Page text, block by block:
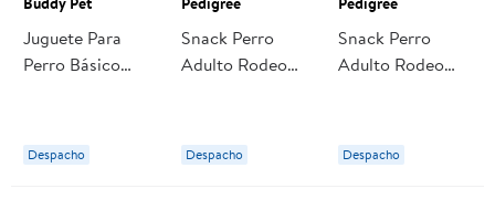
Juguete Para
Perro Básico
Despacho
Snack Perro
Adulto Rodeo
Pedigree
Despacho
Snack Perro
Adulto Rodeo
Pedigree
Despacho